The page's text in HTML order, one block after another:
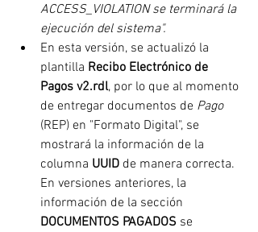
ACCESS_VIOLATION se terminará la
ejecución del sistema".
En esta versión, se actualizó la
plantilla Recibo Electrónico de
Pagos v2.rdl, por lo que al momento
de entregar documentos de Pago
(REP) en "Formato Digital", se
mostrará la información de la
columna UUID de manera correcta.
En versiones anteriores, la
información de la sección
DOCUMENTOS PAGADOS se